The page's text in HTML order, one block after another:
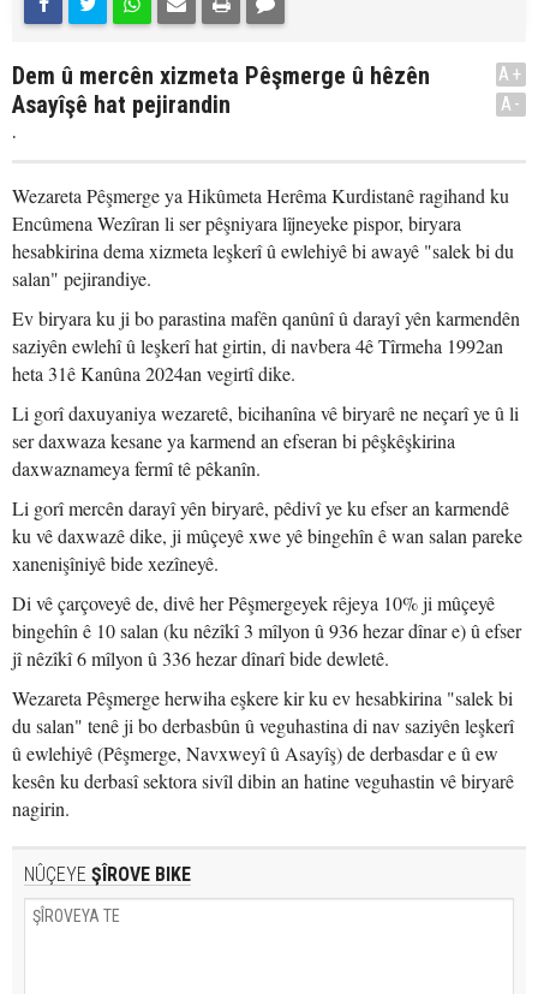
Dem û mercên xizmeta Pêşmerge û hêzên
Asayîşê hat pejirandin
.
A+
A-
Wezareta Pêşmerge ya Hikûmeta Herêma Kurdistanê ragihand ku
Encûmena Wezîran li ser pêşniyara lîjneyeke pispor, biryara
hesabkirina dema xizmeta leşkerî û ewlehiyê bi awayê "salek bi du
salan" pejirandiye.
Ev biryara ku ji bo parastina mafên qanûnî û darayî yên karmendên
saziyên ewlehî û leşkerî hat girtin, di navbera 4ê Tîrmeha 1992an
heta 31ê Kanûna 2024an vegirtî dike.
Li gorî daxuyaniya wezaretê, bicihanîna vê biryarê ne neçarî ye û li
ser daxwaza kesane ya karmend an efseran bi pêşkêşkirina
daxwaznameya fermî tê pêkanîn.
Li gorî mercên darayî yên biryarê, pêdivî ye ku efser an karmendê
ku vê daxwazê dike, ji mûçeyê xwe yê bingehîn ê wan salan pareke
xanenişîniyê bide xezîneyê.
Di vê çarçoveyê de, divê her Pêşmergeyek rêjeya 10% ji mûçeyê
bingehîn ê 10 salan (ku nêzîkî 3 mîlyon û 936 hezar dînar e) û efser
jî nêzîkî 6 mîlyon û 336 hezar dînarî bide dewletê.
Wezareta Pêşmerge herwiha eşkere kir ku ev hesabkirina "salek bi
du salan" tenê ji bo derbasbûn û veguhastina di nav saziyên leşkerî
û ewlehiyê (Pêşmerge, Navxweyî û Asayîş) de derbasdar e û ew
kesên ku derbasî sektora sivîl dibin an hatine veguhastin vê biryarê
nagirin.
NÛÇEYE ŞÎROVE BIKE